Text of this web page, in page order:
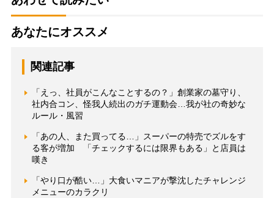
あなたにオススメ
関連記事
「えっ、社員がこんなことするの？」創業家の墓守り、
社内合コン、怪我人続出のガチ運動会…我が社の奇妙な
ルール・風習
「あの人、また買ってる…」スーパーの特売でズルをす
る客が増加 「チェックするには限界もある」と店員は
嘆き
「やり口が酷い…」大食いマニアが撃沈したチャレンジ
メニューのカラクリ